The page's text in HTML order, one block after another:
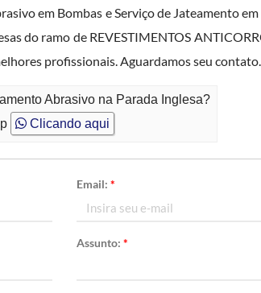
em Bombas e Serviço de Jateamento em
do ramo de REVESTIMENTOS
profissionais. Aguardamos seu contato.
Abrasivo na Parada Inglesa?
Clicando aqui
Email: *
Assunto: *